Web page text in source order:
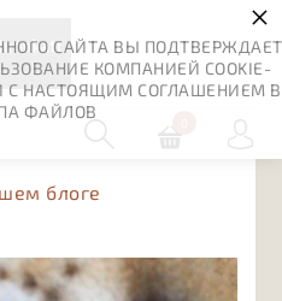
блоге
САЙТА ВЫ
КОМПАНИЕЙ COOKIE-
С НАСТОЯЩИМ СОГЛАШЕНИЕМ В
ФАЙЛОВ
×